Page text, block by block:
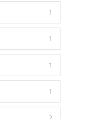
1
1
1
1